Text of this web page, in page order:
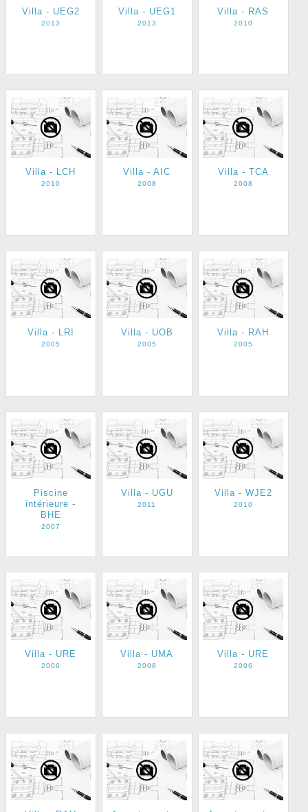
Villa - UEG2
2013
Villa - UEG1
2013
Villa - RAS
2010
Villa - LCH
2010
Villa - AIC
2008
Villa - TCA
2008
Villa - LRI
2005
Villa - UOB
2005
Villa - RAH
2005
Piscine
intérieure -
BHE
2007
Villa - UGU
2011
Villa - WJE2
2010
Villa - URE
2006
Villa - UMA
2008
Villa - URE
2006